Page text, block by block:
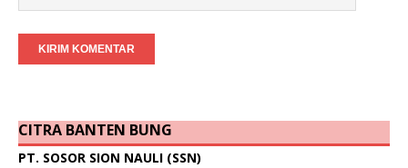
CITRA BANTEN BUNG
PT. SOSOR SION NAULI (SSN)